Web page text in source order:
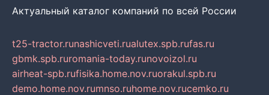
Актуальный каталог компаний по всей России
t25-tractor.runashicveti.rualutex.spb.rufas.ru
gbmk.spb.ruromania-today.runovoizol.ru
airheat-spb.rufisika.home.nov.ruorakul.spb.ru
demo.home.nov.rumnso.ruhome.nov.rucemko.ru